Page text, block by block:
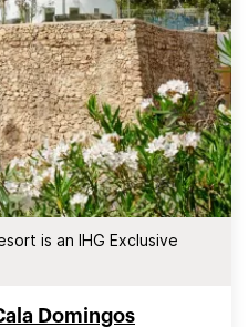
is an IHG Exclusive
Domingos